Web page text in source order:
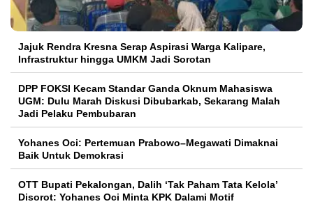
Jajuk Rendra Kresna Serap Aspirasi Warga Kalipare,
Infrastruktur hingga UMKM Jadi Sorotan
DPP FOKSI Kecam Standar Ganda Oknum Mahasiswa
UGM: Dulu Marah Diskusi Dibubarkab, Sekarang Malah
Jadi Pelaku Pembubaran
Yohanes Oci: Pertemuan Prabowo–Megawati Dimaknai
Baik Untuk Demokrasi
OTT Bupati Pekalongan, Dalih ‘Tak Paham Tata Kelola’
Disorot: Yohanes Oci Minta KPK Dalami Motif